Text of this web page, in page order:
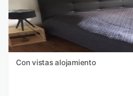
Con vistas alojamiento